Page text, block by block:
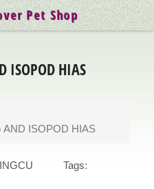
ISOPOD HIAS
AND ISOPOD HIAS
Tags:
Pet Shop